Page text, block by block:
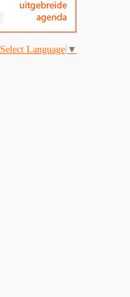
Select Language ▼